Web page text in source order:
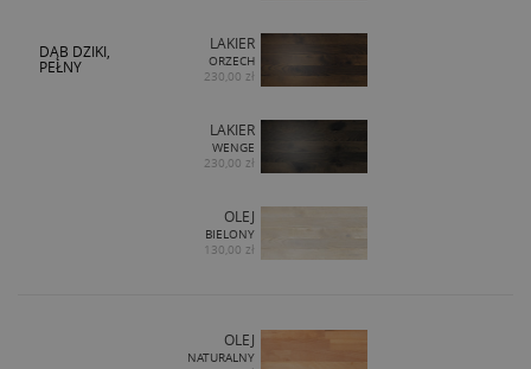
DĄB DZIKI,
PEŁNY
LAKIER
ORZECH
230,00 zł
LAKIER
WENGE
230,00 zł
OLEJ
BIELONY
130,00 zł
OLEJ
NATURALNY